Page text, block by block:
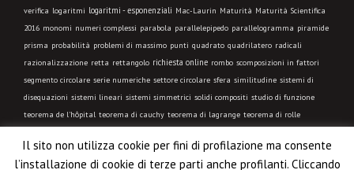
verifica logaritmi logaritmi - esponenziali Mac-Laurin Maturità Maturità Scientifica
2016 monomi numeri complessi parabola parallelepipedo parallelogramma piramide
prisma probabilità problemi di massimo punti quadrato quadrilatero radicali
razionalizzazione retta rettangolo richiesta online rombo scomposizioni in fattori
segmento circolare serie numeriche settore circolare sfera similitudine sistemi di
disequazioni sistemi lineari sistemi simmetrici solidi compositi studio di funzione
teorema de l'hôpital teorema di cauchy teorema di lagrange teorema di rolle
qualsiasi
triangolo rettangolo trigonometria VIDEO LEZIONE
Il sito non utilizza cookie per fini di profilazione ma consente
l’installazione di cookie di terze parti anche profilanti. Cliccando